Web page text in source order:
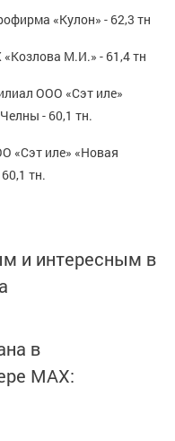
«Кулон» - 62,3 тн
М.И.» - 61,4 тн
ООО «Сэт иле»
- 60,1 тн.
«Сэт иле» «Новая
тн.
и интересным в
в
MАХ: